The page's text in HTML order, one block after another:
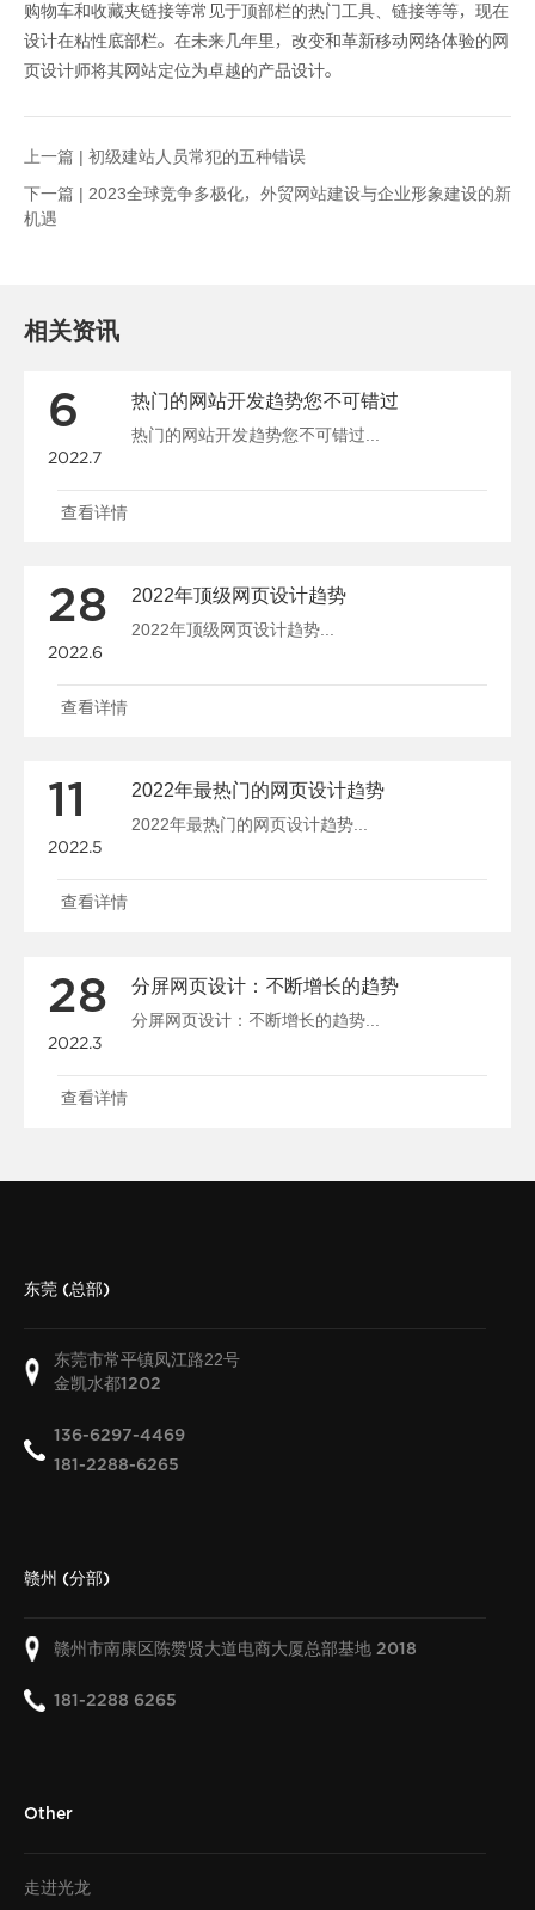
购物车和收藏夹链接等常见于顶部栏的热门工具、链接等等，现在
设计在粘性底部栏。在未来几年里，改变和革新移动网络体验的网
页设计师将其网站定位为卓越的产品设计。
上一篇 | 初级建站人员常犯的五种错误
下一篇 | 2023全球竞争多极化，外贸网站建设与企业形象建设的新
机遇
相关资讯
6
2022.7
热门的网站开发趋势您不可错过
热门的网站开发趋势您不可错过...
查看详情
28
2022.6
2022年顶级网页设计趋势
2022年顶级网页设计趋势...
查看详情
11
2022.5
2022年最热门的网页设计趋势
2022年最热门的网页设计趋势...
查看详情
28
2022.3
分屏网页设计：不断增长的趋势
分屏网页设计：不断增长的趋势...
查看详情
东莞 (总部)
东莞市常平镇凤江路22号
金凯水都1202
136-6297-4469
181-2288-6265
赣州 (分部)
赣州市南康区陈赞贤大道电商大厦总部基地 2018
181-2288 6265
Other
走进光龙